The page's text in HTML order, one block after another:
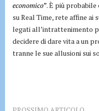
economico”. È più
su Real Time, rete affine
legati all’intrattenimento
decidere di dare vita a un
tranne le sue allusioni sui